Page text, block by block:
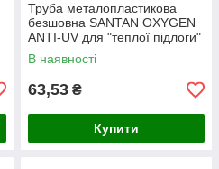
Труба металопластикова
безшовна SANTAN OXYGEN
ANTI-UV для "теплої підлоги"
16 х 2,0 мм сіра
В наявності
63,53 ₴
Купити